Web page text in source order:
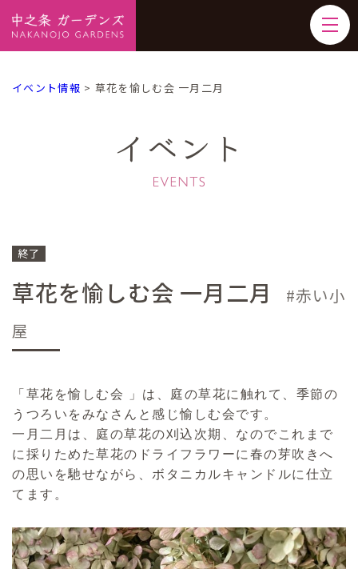
イベント情報 > 草花を愉しむ会 一月二月
イベント
終了
草花を愉しむ会 一月二月
赤い小
屋
「草花を愉しむ会 」は、庭の草花に触れて、季節の
うつろいをみなさんと感じ愉しむ会です。
一月二月は、庭の草花の刈込次期、なのでこれまで
に採りためた草花のドライフラワーに春の芽吹きへ
の思いを馳せながら、ボタニカルキャンドルに仕立
てます。